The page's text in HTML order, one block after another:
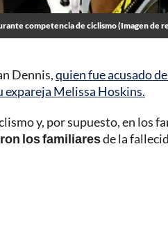
competencia de ciclismo (Imagen de
Dennis,quien fue acusado
Melissa Hoskins.
y, por supuesto, en los
los familiaresde la